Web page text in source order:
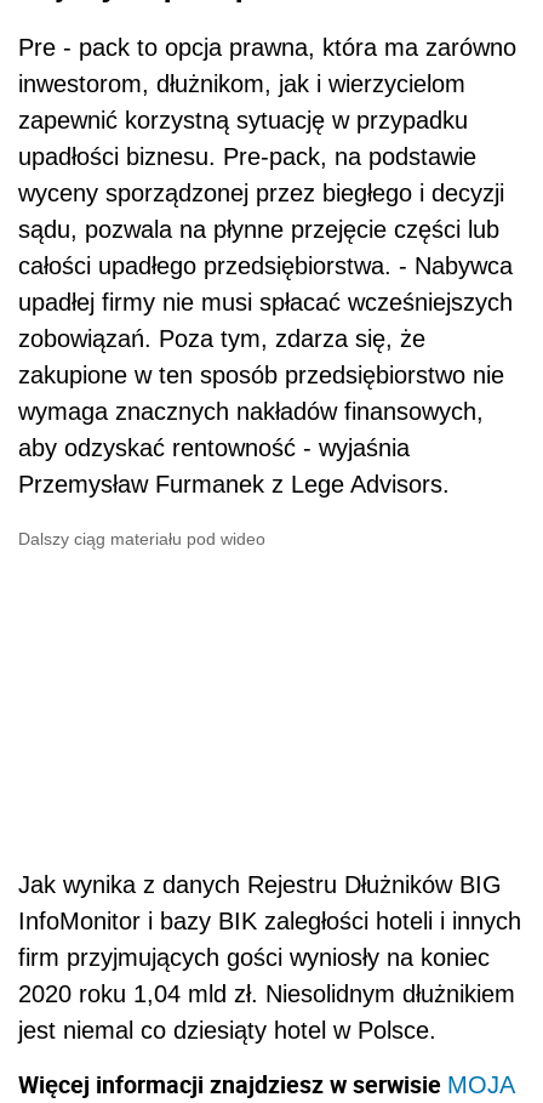
Pre - pack to opcja prawna, która ma zarówno
inwestorom, dłużnikom, jak i wierzycielom
zapewnić korzystną sytuację w przypadku
upadłości biznesu. Pre-pack, na podstawie
wyceny sporządzonej przez biegłego i decyzji
sądu, pozwala na płynne przejęcie części lub
całości upadłego przedsiębiorstwa. - Nabywca
upadłej firmy nie musi spłacać wcześniejszych
zobowiązań. Poza tym, zdarza się, że
zakupione w ten sposób przedsiębiorstwo nie
wymaga znacznych nakładów finansowych,
aby odzyskać rentowność - wyjaśnia
Przemysław Furmanek z Lege Advisors.
Dalszy ciąg materiału pod wideo
Jak wynika z danych Rejestru Dłużników BIG
InfoMonitor i bazy BIK zaległości hoteli i innych
firm przyjmujących gości wyniosły na koniec
2020 roku 1,04 mld zł. Niesolidnym dłużnikiem
jest niemal co dziesiąty hotel w Polsce.
Więcej informacji znajdziesz w serwisie MOJA